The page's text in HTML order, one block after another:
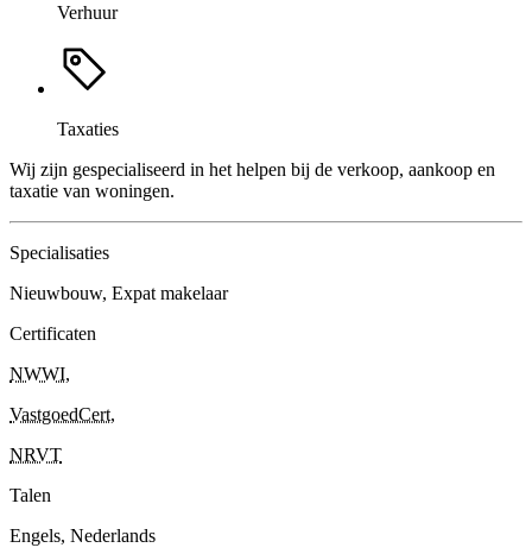
Verhuur
Taxaties
Wij zijn gespecialiseerd in het helpen bij de verkoop, aankoop en
taxatie van woningen.
Specialisaties
Nieuwbouw, Expat makelaar
Certificaten
NWWI,
VastgoedCert,
NRVT
Talen
Engels, Nederlands